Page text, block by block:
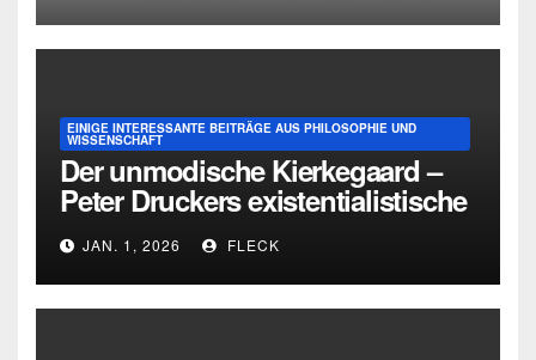
EINIGE INTERESSANTE BEITRÄGE AUS PHILOSOPHIE UND
WISSENSCHAFT
Der unmodische Kierkegaard –
Peter Druckers existentialistische
Intervention von 1933
JAN. 1, 2026 FLECK